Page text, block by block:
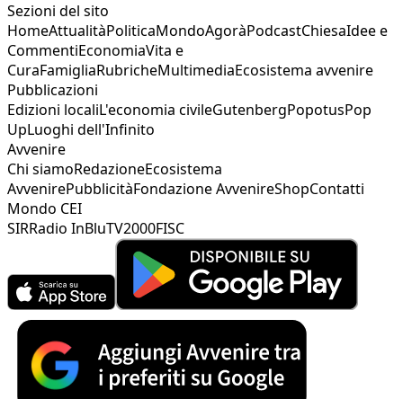
Sezioni del sito
HomeAttualitàPoliticaMondoAgoràPodcastChiesaIdee e
CommentiEconomiaVita e
CuraFamigliaRubricheMultimediaEcosistema avvenire
Pubblicazioni
Edizioni localiL'economia civileGutenbergPopotusPop
UpLuoghi dell'Infinito
Avvenire
Chi siamoRedazioneEcosistema
AvvenirePubblicitàFondazione AvvenireShopContatti
Mondo CEI
SIRRadio InBluTV2000FISC